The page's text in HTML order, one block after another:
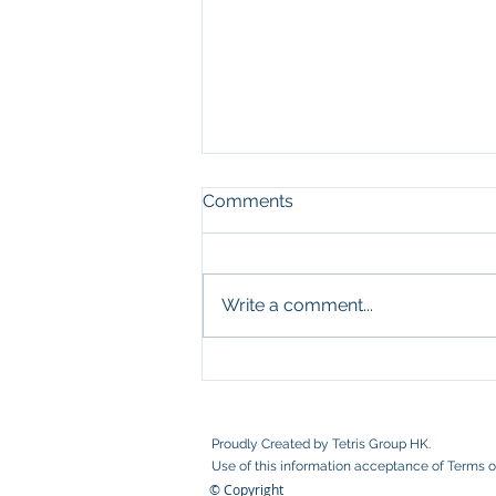
Comments
Write a comment...
Proudly Created by Tetris Group HK.
Use of this information acceptance ofTerms
© Copyright